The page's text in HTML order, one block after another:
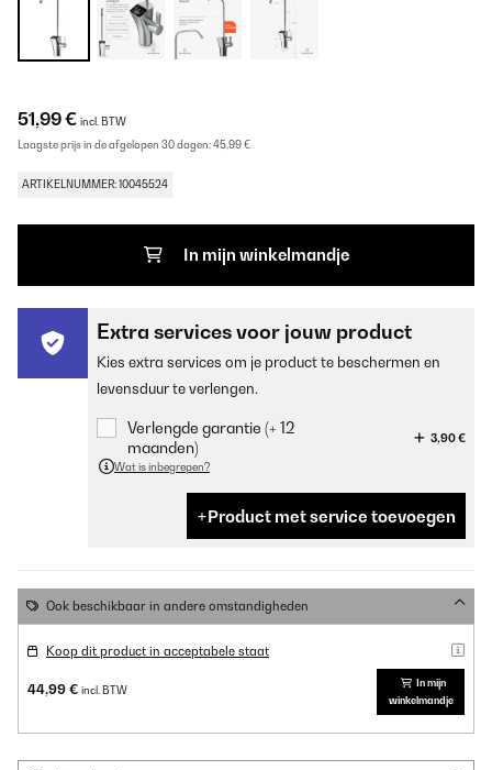
51,99 € incl. BTW
Laagste prijs in de afgelopen 30 dagen:45,99 €
ARTIKELNUMMER: 10045524
In mijn winkelmandje
Extra services voor jouw product
Kies extra services om je product te beschermen en
levensduur te verlengen.
Verlengde garantie (+ 12
maanden)
3,90 €
Wat is inbegrepen?
Product met service toevoegen
Ook beschikbaar in andere omstandigheden
Koop dit product in acceptabele staat
44,99 € incl. BTW
In mijn
winkelmandje